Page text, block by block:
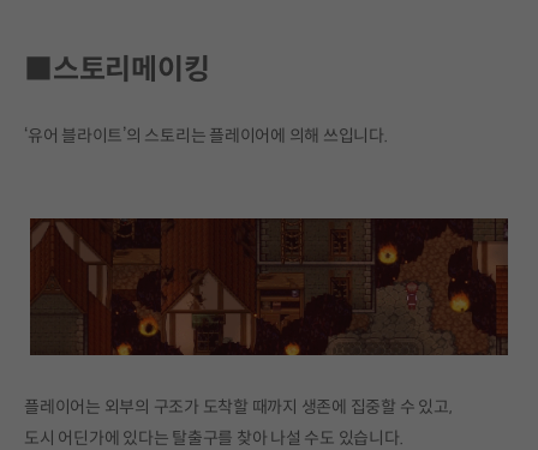
■스토리메이킹
‘유어 블라이트’의 스토리는 플레이어에 의해 쓰입니다.
플레이어는 외부의 구조가 도착할 때까지 생존에 집중할 수 있고,
도시 어딘가에 있다는 탈출구를 찾아 나설 수도 있습니다.